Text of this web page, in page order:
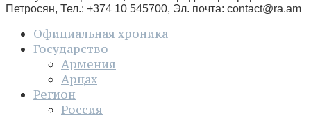
Петросян, Тел.: +374 10 545700, Эл. почта: contact@ra.am
Официальная хроника
Государство
Армения
Арцах
Регион
Россия